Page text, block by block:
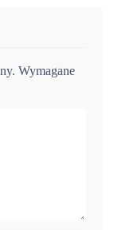
Wymagane